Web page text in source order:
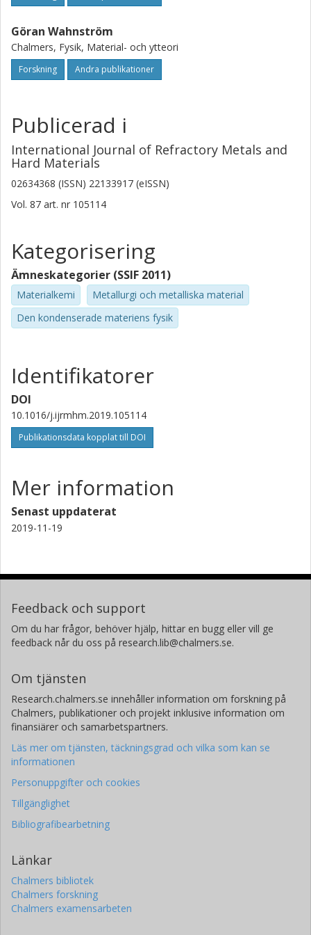
Göran Wahnström
Chalmers, Fysik, Material- och ytteori
Forskning Andra publikationer
Publicerad i
International Journal of Refractory Metals and
Hard Materials
02634368 (ISSN) 22133917 (eISSN)
Vol. 87 art. nr 105114
Kategorisering
Ämneskategorier (SSIF 2011)
Materialkemi
Metallurgi och metalliska material
Den kondenserade materiens fysik
Identifikatorer
DOI
10.1016/j.ijrmhm.2019.105114
Publikationsdata kopplat till DOI
Mer information
Senast uppdaterat
2019-11-19
Feedback och support
Om du har frågor, behöver hjälp, hittar en bugg eller vill ge
feedback når du oss på research.lib@chalmers.se.
Om tjänsten
Research.chalmers.se innehåller information om forskning på
Chalmers, publikationer och projekt inklusive information om
finansiärer och samarbetspartners.
Läs mer om tjänsten, täckningsgrad och vilka som kan se
informationen
Personuppgifter och cookies
Tillgänglighet
Bibliografibearbetning
Länkar
Chalmers bibliotek
Chalmers forskning
Chalmers examensarbeten